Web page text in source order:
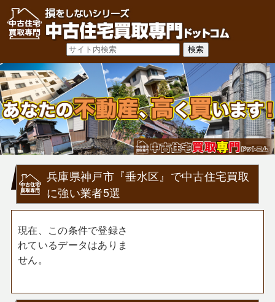
兵庫県神戸市『垂水区』で中古住宅買取
に強い業者5選
現在、この条件で登録さ
れているデータはありま
せん。